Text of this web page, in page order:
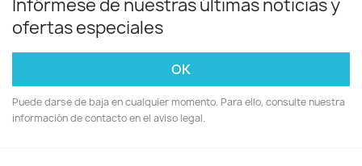
Infórmese de nuestras últimas noticias y
ofertas especiales
Puede darse de baja en cualquier momento. Para ello, consulte nuestra
información de contacto en el aviso legal.